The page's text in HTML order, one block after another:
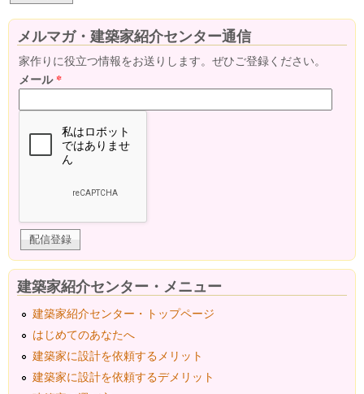
メルマガ・建築家紹介センター通信
家作りに役立つ情報をお送りします。ぜひご登録ください。
メール*
建築家紹介センター・メニュー
建築家紹介センター・トップページ
はじめてのあなたへ
建築家に設計を依頼するメリット
建築家に設計を依頼するデメリット